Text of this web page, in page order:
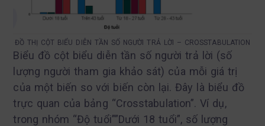
ĐỒ THỊ CỘT BIỂU DIỄN TẦN SỐ NGƯỜI TRẢ LỜI – CROSSTABULATION
Biểu đồ cột biểu diễn tần số người trả lời (số
lượng người tham gia khảo sát) của mỗi giá trị
của một biến so với biến còn lại. Đây là biểu đồ
trực quan của bảng “Crosstabulation”. Ví dụ,
trong nhóm “Độ tuổi””Dưới 18 tuổi”, số lượng